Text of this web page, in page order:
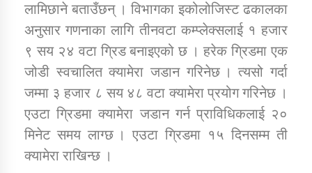
लामिछाने बताउँछन् । विभागका इकोलोजिस्ट ढकालका
अनुसार गणनाका लागि तीनवटा कम्प्लेक्सलाई १ हजार
९ सय २४ वटा ग्रिड बनाइएको छ । हरेक ग्रिडमा एक
जोडी स्वचालित क्यामेरा जडान गरिनेछ । त्यसो गर्दा
जम्मा ३ हजार ८ सय ४८ वटा क्यामेरा प्रयोग गरिनेछ ।
एउटा ग्रिडमा क्यामेरा जडान गर्न प्राविधिकलाई २०
मिनेट समय लाग्छ । एउटा ग्रिडमा १५ दिनसम्म ती
क्यामेरा राखिन्छ ।